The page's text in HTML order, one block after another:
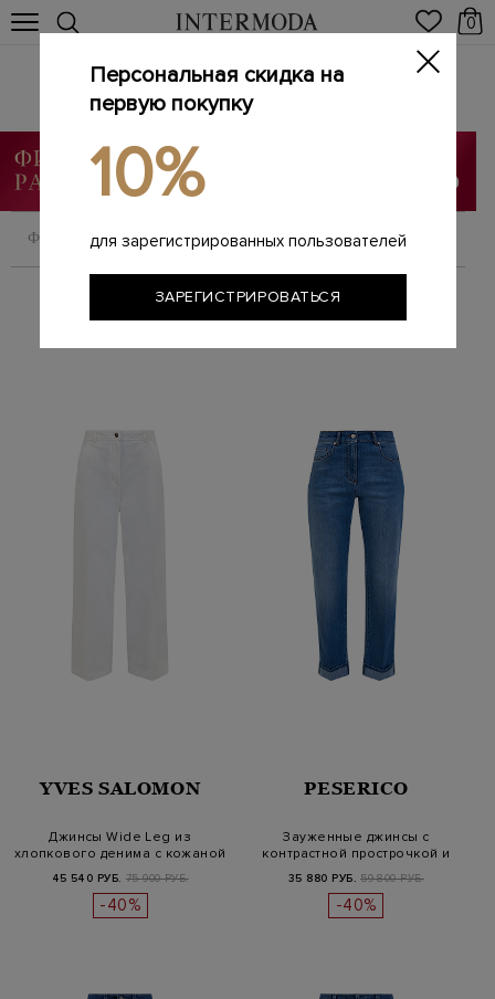
0
Женские джинсы
Главная / Женщинам /
ФИЛЬТРОВАТЬ СОРТИРОВАТЬ
YVES SALOMON
Джинсы Wide Leg из
хлопкового денима с кожаной
нашивко…
45 540 РУБ. 75 900 РУБ.
-40%
PESERICO
Зауженные джинсы с
контрастной прострочкой и
отворотам…
35 880 РУБ. 59 800 РУБ.
-40%
Персональная скидка на
первую покупку
10%
для зарегистрированных пользователей
ЗАРЕГИСТРИРОВАТЬСЯ